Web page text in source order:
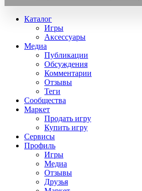
Каталог
Игры
Аксессуары
Медиа
Публикации
Обсуждения
Комментарии
Отзывы
Теги
Сообщества
Маркет
Продать игру
Купить игру
Сервисы
Профиль
Игры
Медиа
Отзывы
Друзья